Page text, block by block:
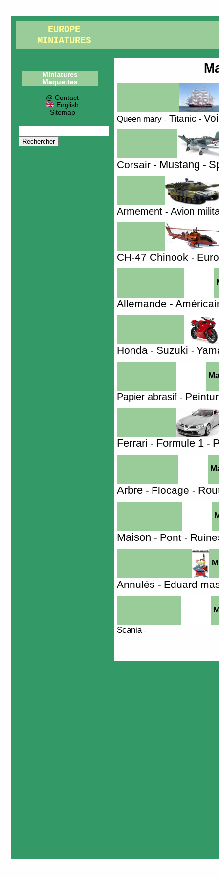
EUROPE
MINIATURES
Miniatures
Maquettes
@ Contact
English
Sitemap
Queen mary - Titanic -
Corsair - Mustang -
Armement - Avion
CH-47 Chinook -
Allemande -
Honda - Suzuki -
Papier abrasif -
Ferrari - Formule 1 -
Arbre - Flocage -
Maison - Pont -
Annulés - Eduard
Scania -